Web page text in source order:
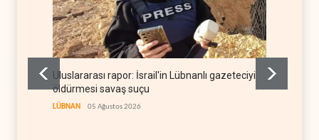
Uluslararası rapor: İsrail'in Lübnanlı gazeteciyi
öldürmesi savaş suçu
LÜBNAN 05 Ağustos 2026